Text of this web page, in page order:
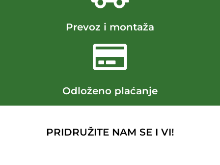
Prevoz i montaža
Odloženo plaćanje
PRIDRUŽITE NAM SE I VI!